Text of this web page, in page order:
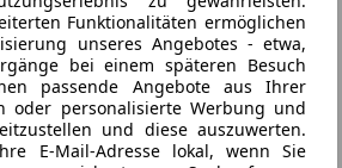
Fragen
Funktionalitäten ermöglichen
unseres Angebotes - etwa,
bei einem späteren Besuch
passende Angebote aus Ihrer
oder personalisierte Werbung und
und diese auszuwerten.
E-Mail-Adresse lokal, wenn Sie